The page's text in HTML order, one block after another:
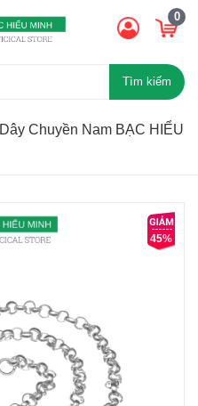
0
Tìm kiếm
Dây Chuyền Nam BẠC HIỂU
45%